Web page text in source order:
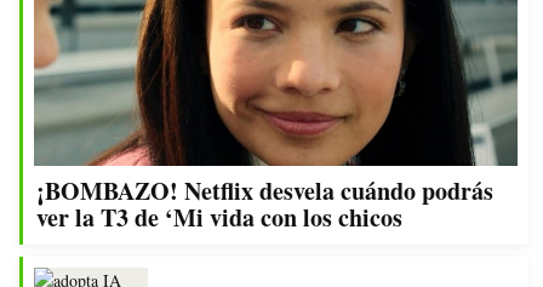
¡BOMBAZO! Netflix desvela cuándo podrás
ver la T3 de ‘Mi vida con los chicos